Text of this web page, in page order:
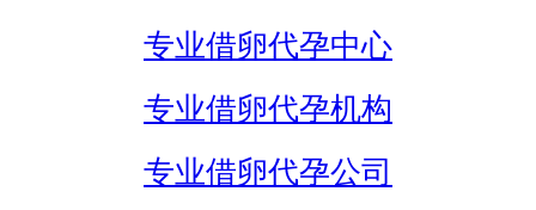
专业借卵代孕中心
专业借卵代孕机构
专业借卵代孕公司